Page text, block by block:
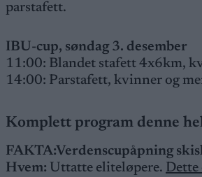
parstafett.
IBU-cup, søndag 3. desember
11:00: Blandet stafett 4x6km,
14:00: Parstafett, kvinner og
Komplett program denne
FAKTA:Verdenscupåpning
Hvem: Uttatte eliteløpere. Dette